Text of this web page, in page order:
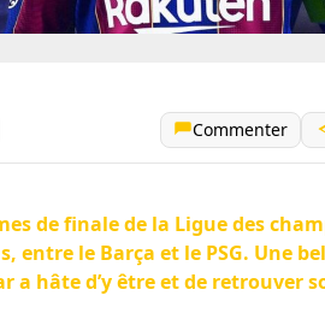
Commenter
de finale de la Ligue des
entre le Barça et le PSG. Une
a hâte d’y être et de retrouver